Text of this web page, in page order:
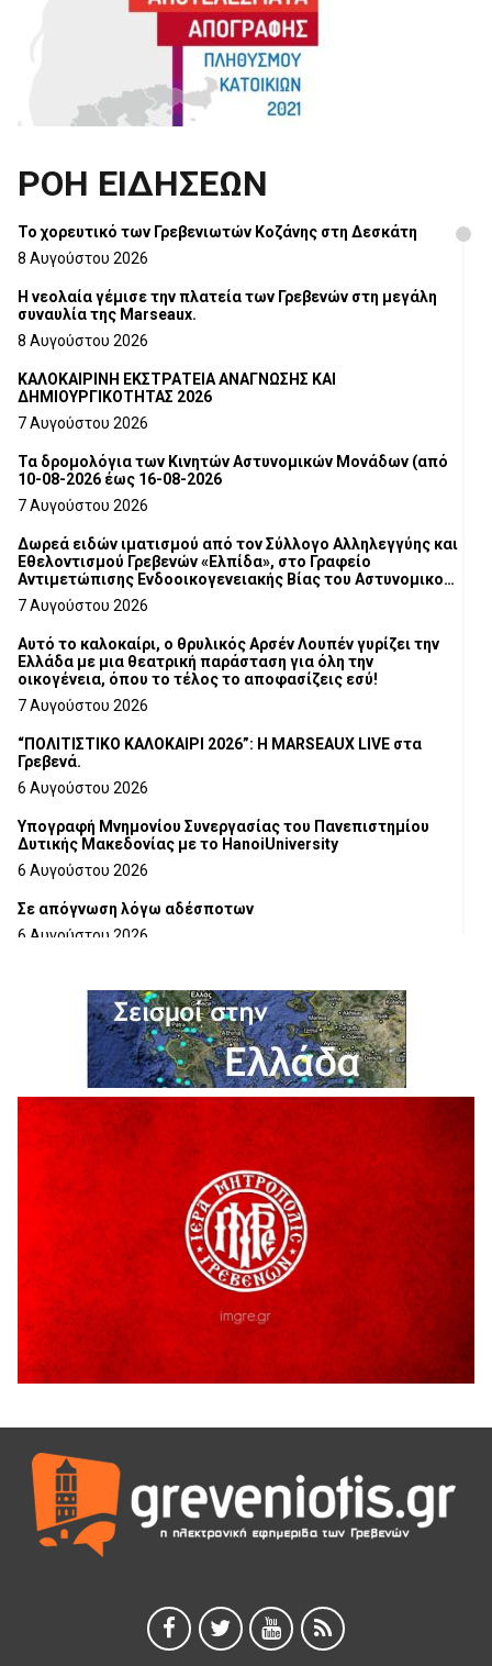
ΡΟΗ ΕΙΔΗΣΕΩΝ
Το χορευτικό των Γρεβενιωτών Κοζάνης στη Δεσκάτη
8 Αυγούστου 2026
Η νεολαία γέμισε την πλατεία των Γρεβενών στη μεγάλη
συναυλία της Marseaux.
8 Αυγούστου 2026
ΚΑΛΟΚΑΙΡΙΝΗ ΕΚΣΤΡΑΤΕΙΑ ΑΝΑΓΝΩΣΗΣ ΚΑΙ
ΔΗΜΙΟΥΡΓΙΚΟΤΗΤΑΣ 2026
7 Αυγούστου 2026
Τα δρομολόγια των Κινητών Αστυνομικών Μονάδων (από
10-08-2026 έως 16-08-2026
7 Αυγούστου 2026
Δωρεά ειδών ιματισμού από τον Σύλλογο Αλληλεγγύης και
Εθελοντισμού Γρεβενών «Ελπίδα», στο Γραφείο
Αντιμετώπισης Ενδοοικογενειακής Βίας του Αστυνομικού
Τμήματος Γρεβενών
7 Αυγούστου 2026
Αυτό το καλοκαίρι, ο θρυλικός Αρσέν Λουπέν γυρίζει την
Ελλάδα με μια θεατρική παράσταση για όλη την
οικογένεια, όπου το τέλος το αποφασίζεις εσύ!
7 Αυγούστου 2026
“ΠΟΛΙΤΙΣΤΙΚΟ ΚΑΛΟΚΑΙΡΙ 2026”: Η MARSEAUX LIVE στα
Γρεβενά.
6 Αυγούστου 2026
Υπογραφή Μνημονίου Συνεργασίας του Πανεπιστημίου
Δυτικής Μακεδονίας με το HanoiUniversity
6 Αυγούστου 2026
Σε απόγνωση λόγω αδέσποτων
6 Αυγούστου 2026
6 Αυγούστου 2026
Ολοκληρώνεται η ασφαλτόστρωση της οδού Περιβόλι –
6 Αυγούστου 2026
H παραδοχή λαθών είναι (και) δύναμη
5 Αυγούστου 2026
Ο ΑΝΔΡΕΑΣ ΑΣΛΑΝΙΔΗΣ ΣΥΝΕΧΙΖΕΙ ΣΤΟΝ ΠΡΩΤΕΑ
ΓΡΕΒΕΝΩΝ
5 Αυγούστου 2026
Ευχαριστήριο Εκπολιτιστικού Συλλόγου Ταξιάρχη προς κ.
Παρασχάκη Αθανάσιο
5 Αυγούστου 2026
Διακοπή υδροδότησης του Α΄ κλάδου ύδρευσης
5 Αυγούστου 2026
Θερινό Σινεμά στο πλαίσιο του «Πολιτιστικού
Καλοκαιριού 2026» με την βραβευμένη ταινία «Μικρές
Ανάσες».
5 Αυγούστου 2026
5 Αυγούστου 2026